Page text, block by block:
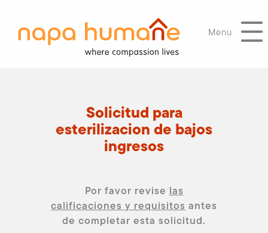
Menu
Solicitud para
esterilizacion de bajos
ingresos
Por favor revise las
calificaciones y requisitos antes
de completar esta solicitud.